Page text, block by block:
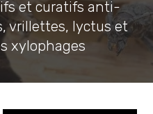
et curatifs anti-
vrillettes, lyctus et
xylophages